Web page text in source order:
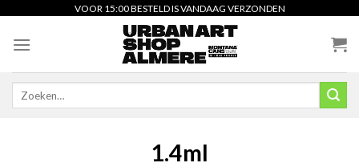
content
VOOR 15:00 BESTELD IS VANDAAG VERZONDEN
1.4ml